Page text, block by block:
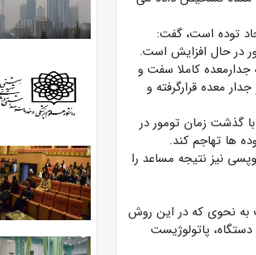
توده است، گفت:
در حال افزایش است.
جدارمعده کاملا سفت و
معده قرارگرفته و
گذشت زمان تومور در
ها تهاجم کند.
نیز نتیجه مساعد را
به نحوی که در این روش
پاتولوژیست